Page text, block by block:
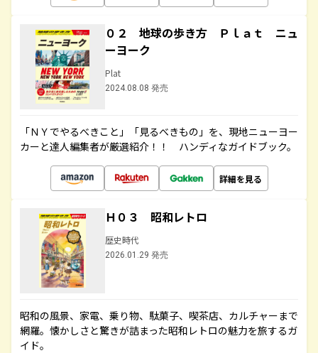
０２ 地球の歩き方 Ｐｌａｔ ニュ
ーヨーク
Plat
2024.08.08 発売
「ＮＹでやるべきこと」「見るべきもの」を、現地ニューヨー
カーと達人編集者が厳選紹介！！ ハンディなガイドブック。
詳細を見る
Ｈ０３ 昭和レトロ
歴史時代
2026.01.29 発売
昭和の風景、家電、乗り物、駄菓子、喫茶店、カルチャーまで
網羅。懐かしさと驚きが詰まった昭和レトロの魅力を旅するガ
イド。